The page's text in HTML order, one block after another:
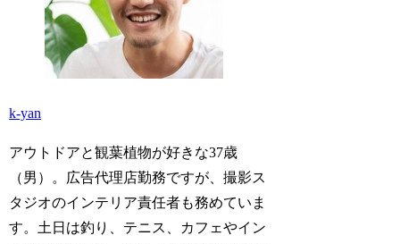
k-yan
アウトドアと観葉植物が好きな37歳
（男）。広告代理店勤務ですが、撮影ス
タジオのインテリア責任者も務めていま
す。土日は釣り、テニス、カフェやイン